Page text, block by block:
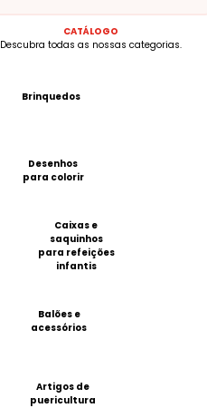
CATÁLOGO
Descubra todas as nossas categorias.
Brinquedos
Desenhos
para colorir
Caixas e
saquinhos
para refeições
infantis
Balões e
acessórios
Artigos de
puericultura